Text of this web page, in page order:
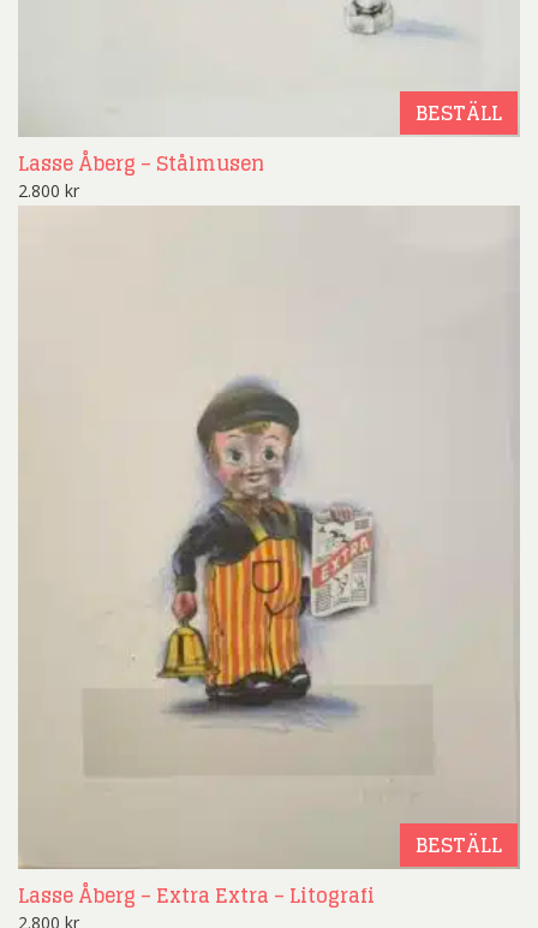
BESTÄLL
Lasse Åberg – Stålmusen
2.800 kr
BESTÄLL
Lasse Åberg – Extra Extra – Litografi
2.800 kr